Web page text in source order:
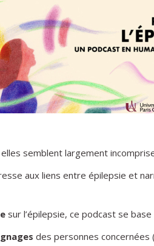
semblent largement
aux liens entre épilepsie et
sur l’épilepsie, ce podcast se
des personnes concernées